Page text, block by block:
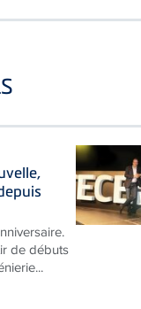
de débuts